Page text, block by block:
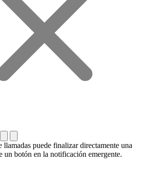
llamadas puede finalizar directamente una
un botón en la notificación emergente.